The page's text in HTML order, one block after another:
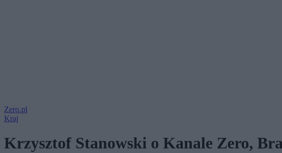
Zero.pl
Kraj
Krzysztof Stanowski o Kanale Zero,